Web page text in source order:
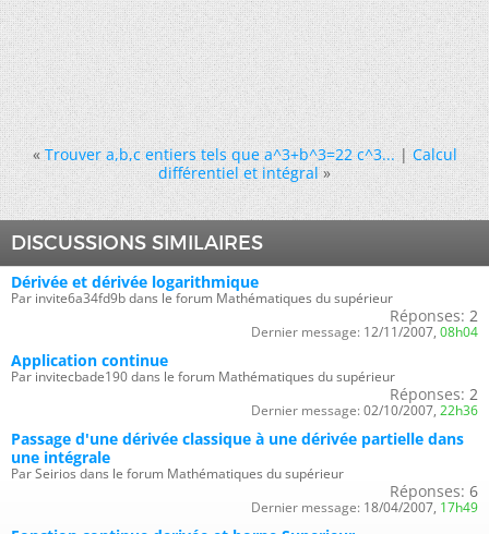
« Trouver a,b,c entiers tels que a^3+b^3=22 c^3...|Calcul
différentiel et intégral »
DISCUSSIONS SIMILAIRES
Dérivée et dérivée logarithmique
Par invite6a34fd9b dans le forum Mathématiques du supérieur
Réponses: 2
Dernier message: 12/11/2007, 08h04
Application continue
Par invitecbade190 dans le forum Mathématiques du supérieur
Réponses: 2
Dernier message: 02/10/2007, 22h36
Passage d'une dérivée classique à une dérivée partielle dans
une intégrale
Par Seirios dans le forum Mathématiques du supérieur
Réponses: 6
Dernier message: 18/04/2007, 17h49